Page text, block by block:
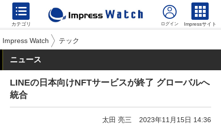
カテゴリ Impressサイト
Impress Watch テック
ニュース
LINEの日本向けNFTサービスが終了 グローバルへ
統合
太田 亮三 2023年11月15日 14:36